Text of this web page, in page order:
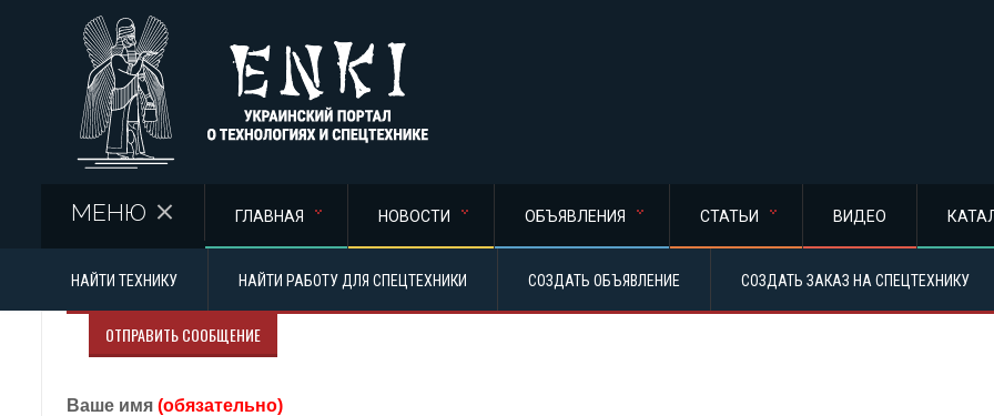
МЕНЮ ГЛАВНАЯ НОВОСТИ ОБЪЯВЛЕНИЯ СТАТЬИ ВИДЕО
НАЙТИ ТЕХНИКУ НАЙТИ РАБОТУ ДЛЯ СПЕЦТЕХНИКИ СОЗДАТЬ ОБЪЯВЛЕНИЕ СОЗДАТЬ ЗАКАЗ НА СПЕЦТЕХНИКУ
ОТПРАВИТЬ СООБЩЕНИЕ
Ваше имя (обязательно)